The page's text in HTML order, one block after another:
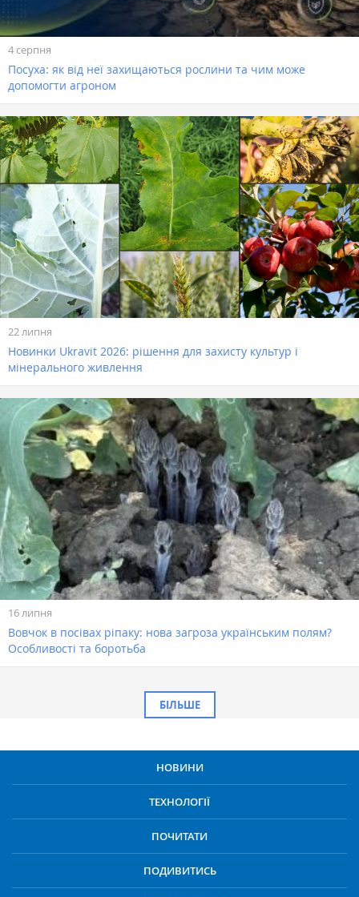
4 серпня
Посуха: як від неї захищаються рослини та чим може
допомогти агроном
22 липня
Новинки Ukravit 2026: рішення для захисту культур і
мінерального живлення
16 липня
Вовчок в посівах ріпаку: нова загроза українським полям?
Особливості та боротьба
БІЛЬШЕ
НОВИНИ
ТЕХНОЛОГІЇ
ПОЧИТАТИ
ПОДИВИТИСЬ